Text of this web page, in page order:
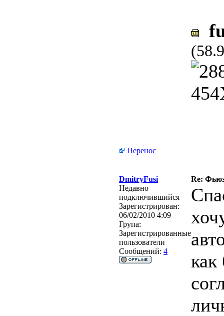
Перенос
DmitryFusi
Re:
Недавно
подключившийся
Зарегистрирован:
06/02/2010 4:09
Група:
Зарегистрированные
пользователи
Сообщений: 4
как